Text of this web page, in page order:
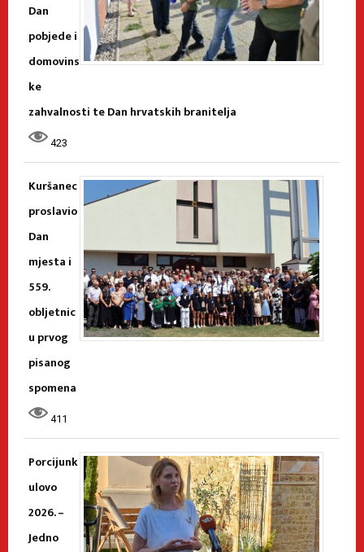
Dan
pobjede i
domovins
ke
zahvalnosti te Dan hrvatskih branitelja
423
Kuršanec
proslavio
Dan
mjesta i
559.
obljetnic
u prvog
pisanog
spomena
411
Porcijunk
ulovo
2026. –
Jedno